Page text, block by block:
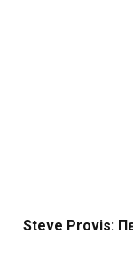
Steve Provis: